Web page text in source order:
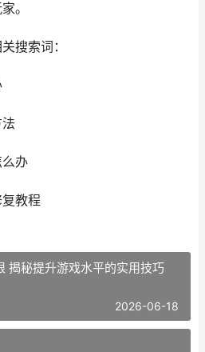
。
搜索词：
办
教程
揭秘提升游戏水平的实用技巧
2026-06-18